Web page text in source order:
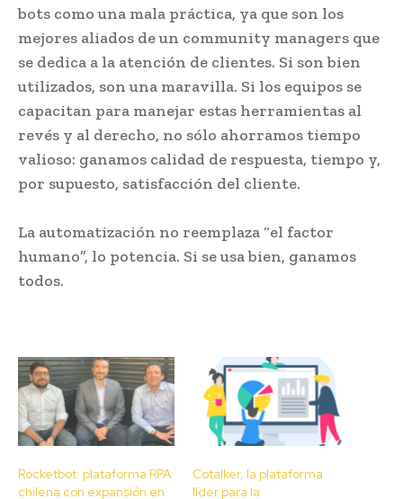
bots como una mala práctica, ya que son los
mejores aliados de un community managers que
se dedica a la atención de clientes. Si son bien
utilizados, son una maravilla. Si los equipos se
capacitan para manejar estas herramientas al
revés y al derecho, no sólo ahorramos tiempo
valioso: ganamos calidad de respuesta, tiempo y,
por supuesto, satisfacción del cliente.
La automatización no reemplaza “el factor
humano”, lo potencia. Si se usa bien, ganamos
todos.
Rocketbot: plataforma RPA
chilena con expansión en
Cotalker, la plataforma
líder para la